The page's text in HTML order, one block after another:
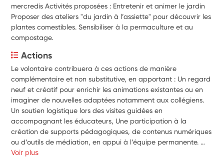
mercredis Activités proposées : Entretenir et animer le jardin
Proposer des ateliers "du jardin à l’assiette" pour découvrir les
plantes comestibles. Sensibiliser à la permaculture et au
compostage.
Actions
Le volontaire contribuera à ces actions de manière
complémentaire et non substitutive, en apportant : Un regard
neuf et créatif pour enrichir les animations existantes ou en
imaginer de nouvelles adaptées notamment aux collégiens.
Un soutien logistique lors des visites guidées en
accompagnant les éducateurs, Une participation à la
création de supports pédagogiques, de contenus numériques
ou d’outils de médiation, en appui à l’équipe permanente.
Une présence accrue auprès des visiteurs pour favoriser
Voir plus